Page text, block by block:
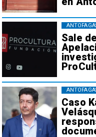
Sale
Caso